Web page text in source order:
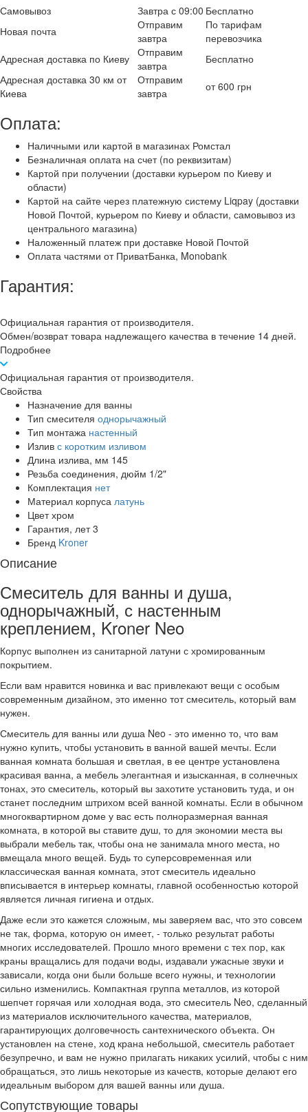
Самовывоз Завтра с 09:00 Бесплатно
Новая почта
Отправим
завтра
По тарифам
перевозчика
Адресная доставка по Киеву Отправим
завтра
Бесплатно
Адресная доставка 30 км от
Киева
Отправим
завтра
от 600 грн
Оплата:
Наличными или картой в магазинах Ромстал
Безналичная оплата на счет (по реквизитам)
Картой при получении (доставки курьером по Киеву и
области)
Картой на сайте через платежную систему Liqpay (доставки
Новой Почтой, курьером по Киеву и области, самовывоз из
центрального магазина)
Наложенный платеж при доставке Новой Почтой
Оплата частями от ПриватБанка, Monobank
Гарантия:
Официальная гарантия от производителя.
Обмен/возврат товара надлежащего качества в течение 14 дней.
Подробнее
Официальная гарантия от производителя.
Свойства
Назначение для ванны
Тип смесителя однорычажный
Тип монтажа настенный
Излив с коротким изливом
Длина излива, мм 145
Резьба соединения, дюйм 1/2"
Комплектация нет
Материал корпуса латунь
Цвет хром
Гарантия, лет 3
Бренд Kroner
Описание
Смеситель для ванны и душа,
однорычажный, с настенным
креплением, Kroner Neo
Корпус выполнен из санитарной латуни с хромированным
покрытием.
Если вам нравится новинка и вас привлекают вещи с особым
современным дизайном, это именно тот смеситель, который вам
нужен.
Смеситель для ванны или душа Neo - это именно то, что вам
нужно купить, чтобы установить в ванной вашей мечты. Если
ванная комната большая и светлая, в ее центре установлена
красивая ванна, а мебель элегантная и изысканная, в солнечных
тонах, это смеситель, который вы захотите установить туда, и он
станет последним штрихом всей ванной комнаты. Если в обычном
многоквартирном доме у вас есть полноразмерная ванная
комната, в которой вы ставите душ, то для экономии места вы
выбрали мебель так, чтобы она не занимала много места, но
вмещала много вещей. Будь то суперсовременная или
классическая ванная комната, этот смеситель идеально
вписывается в интерьер комнаты, главной особенностью которой
является личная гигиена и отдых.
Даже если это кажется сложным, мы заверяем вас, что это совсем
не так, форма, которую он имеет, - только результат работы
многих исследователей. Прошло много времени с тех пор, как
краны вращались для подачи воды, издавали ужасные звуки и
зависали, когда они были больше всего нужны, и технологии
сильно изменились. Компактная группа металлов, из которой
шепчет горячая или холодная вода, это смеситель Neo, сделанный
из материалов исключительного качества, материалов,
гарантирующих долговечность сантехнического объекта. Он
установлен на стене, ход крана небольшой, смеситель работает
безупречно, и вам не нужно прилагать никаких усилий, чтобы с ним
обращаться, это лишь некоторые из качеств, которые делают его
идеальным выбором для вашей ванны или душа.
Сопутствующие товары